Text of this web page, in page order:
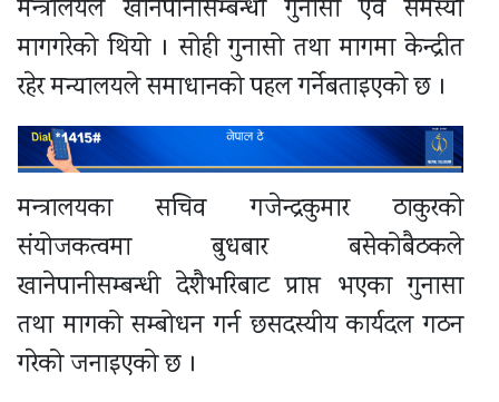
मन्त्रालयले खानेपानीसम्बन्धी गुनासो एवं समस्या
मागगरेको थियो । सोही गुनासो तथा मागमा केन्द्रीत
रहेर मन्यालयले समाधानको पहल गर्नेबताइएको छ ।
मन्त्रालयका सचिव गजेन्द्रकुमार ठाकुरको
संयोजकत्वमा बुधबार बसेकोबैठकले
खानेपानीसम्बन्धी देशैभरिबाट प्राप्त भएका गुनासा
तथा मागको सम्बोधन गर्न छसदस्यीय कार्यदल गठन
गरेको जनाइएको छ ।